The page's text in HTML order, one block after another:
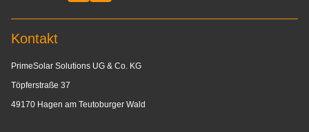
Kontakt
PrimeSolar Solutions UG & Co. KG
Töpferstraße 37
49170 Hagen am Teutoburger Wald